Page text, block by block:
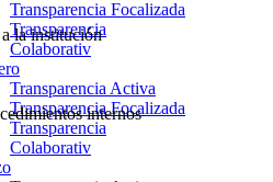
Transparencia Focalizada
Transparencia
Colaborativ
Transparencia Activa
Transparencia Focalizada
Transparencia
Colaborativ
la institución
internos